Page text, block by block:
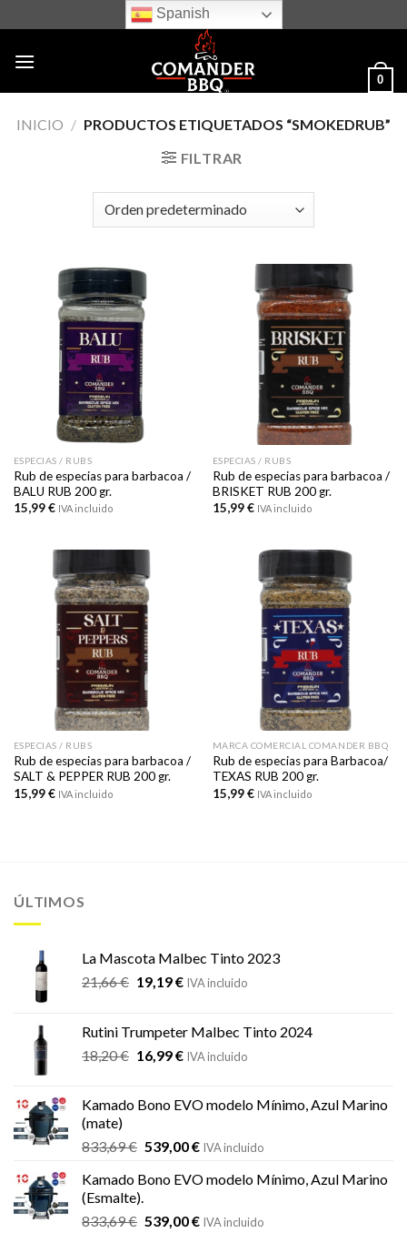
to
content
Spanish
0
INICIO / PRODUCTOS ETIQUETADOS “SMOKEDRUB”
FILTRAR
ESPECIAS / RUBS
Rub de especias para barbacoa /
BALU RUB 200 gr.
15,99€ IVA incluido
ESPECIAS / RUBS
Rub de especias para barbacoa /
BRISKET RUB 200 gr.
15,99€ IVA incluido
ESPECIAS / RUBS
Rub de especias para barbacoa /
SALT & PEPPER RUB 200 gr.
15,99€ IVA incluido
MARCA COMERCIAL COMANDER BBQ
Rub de especias para Barbacoa/
TEXAS RUB 200 gr.
15,99€ IVA incluido
ÚLTIMOS
La Mascota Malbec Tinto 2023
21,66€ El
era:
21,66 €.
19,19€El
es:
19,19 €.
IVA incluido
Rutini Trumpeter Malbec Tinto 2024
18,20€ El
era:
16,99€El
es:
IVA incluido
Kamado Bono EVO modelo Mínimo, Azul Marino
(mate)
833,69€ El
original
era:
833,69 €.
539,00€El
actual
539,00 €.
IVA incluido
Kamado Bono EVO modelo Mínimo, Azul Marino
(Esmalte).
833,69€ El
539,00€ElIVA incluido